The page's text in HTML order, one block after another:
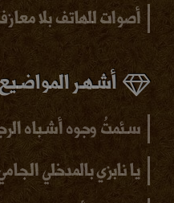
أصوات للهاتف بلا
أشـهـر
سـئمتُ وجوه أشـباه
يا نابزي بالمدخلي